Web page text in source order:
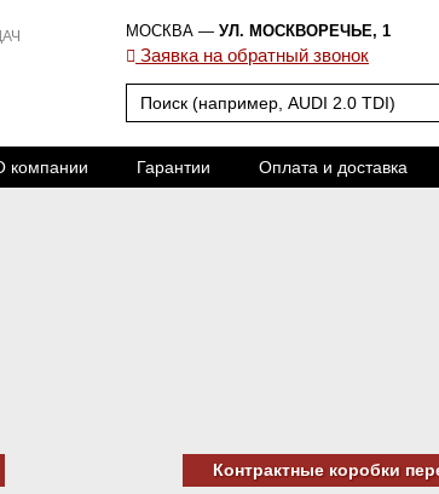
МОСКВА — УЛ. МОСКВОРЕЧЬЕ, 1
Заявка на обратный звонок
компании Гарантии Оплата и доставка
Контрактные коробки